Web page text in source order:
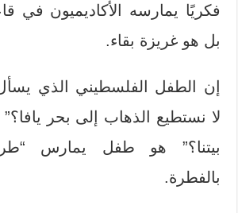
فكريًا يمارسه الأكاديميون في
بل هو غريزة بقاء.
إن الطفل الفلسطيني الذي يسأل
لا نستطيع الذهاب إلى بحر يافا؟”
بيتنا؟” هو طفل يمارس
بالفطرة.